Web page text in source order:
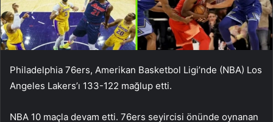
Philadelphia 76ers, Amerikan Basketbol Ligi’nde (NBA) Los
Angeles Lakers’ı 133-122 mağlup etti.
NBA 10 maçla devam etti. 76ers seyircisi önünde oynanan